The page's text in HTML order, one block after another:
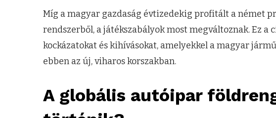
Míg a magyar gazdaság évtizedekig profitált a német
rendszerből, a játékszabályok most megváltoznak. Ez a
kockázatokat és kihívásokat, amelyekkel a magyar
ebben az új, viharos korszakban.
A globális autóipar